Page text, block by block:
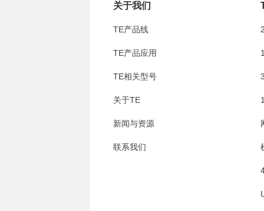
关于我们
TE产品线
TE产品应用
TE相关型号
关于TE
新闻与资源
联系我们